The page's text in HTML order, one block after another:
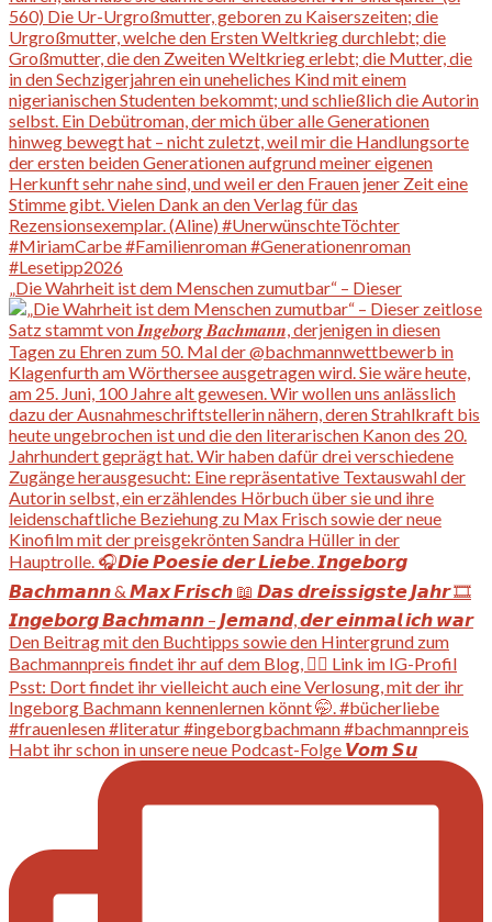
„Die Wahrheit ist dem Menschen zumutbar“ – Dieser
Habt ihr schon in unsere neue Podcast-Folge 𝙑𝙤𝙢 𝙎𝙪